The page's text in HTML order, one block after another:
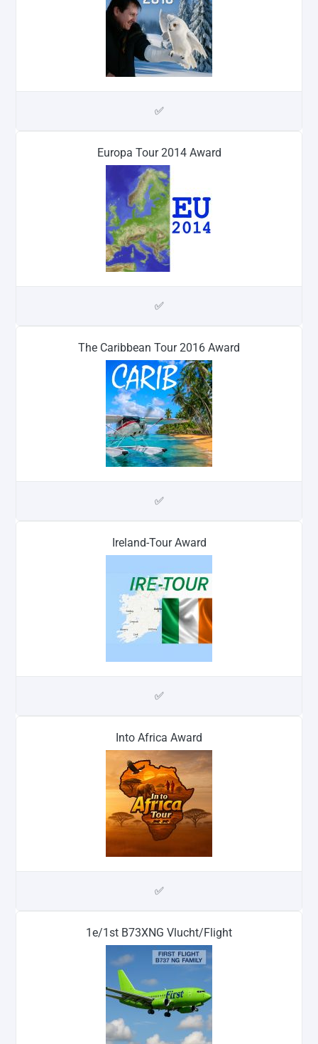
✅
Europa Tour 2014 Award
✅
The Caribbean Tour 2016 Award
✅
Ireland-Tour Award
✅
Into Africa Award
✅
1e/1st B73XNG Vlucht/Flight